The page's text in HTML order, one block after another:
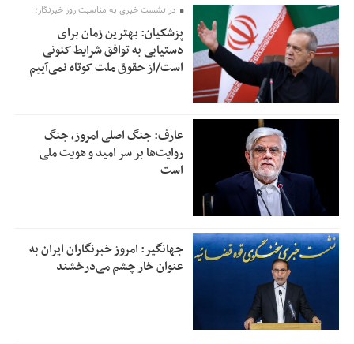
در نشست خبری به مناسبت روز خبرنگار؛
پزشکیان‌: بهترین زمان برای
دستیابی به توافق شرایط کنونی
است/از حقوق ملت کوتاه نمی‌آییم
عارف: جنگ اصلی امروز، جنگ
روایت‌ها بر سر امید و هویت ملی
است
جهانگیر: امروز خبرنگاران ایران به
عنوان خار چشم می‌درخشند